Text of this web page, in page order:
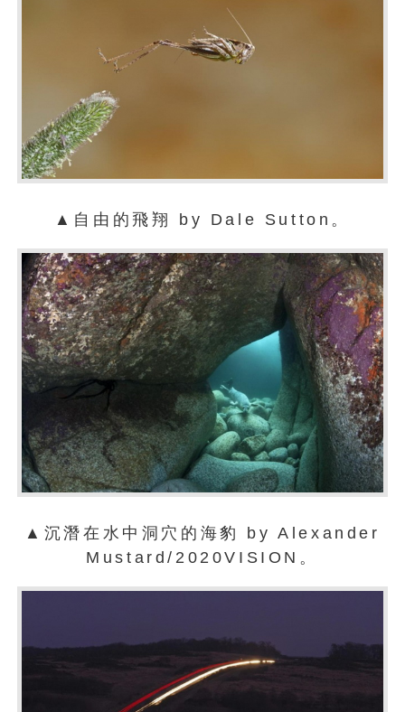
▲自由的飛翔 by Dale Sutton。
▲沉潛在水中洞穴的海豹 by Alexander
Mustard/2020VISION。